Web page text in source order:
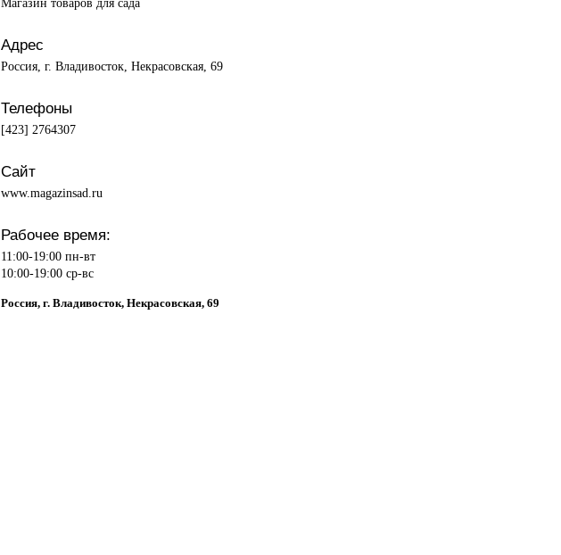
Адрес
Россия, г. Владивосток, Некрасовская, 69
Телефоны
[423] 2764307
Сайт
www.magazinsad.ru
Рабочее время:
11:00-19:00 пн-вт
10:00-19:00 ср-вс
Россия, г. Владивосток, Некрасовская, 69